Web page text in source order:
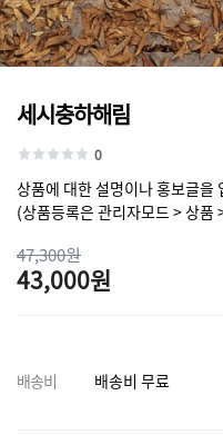
세시충하해림
0
상품에 대한 설명이나 홍보글을
(상품등록은 관리자모드 > 상
47,300원
43,000원
배송비 배송비 무료